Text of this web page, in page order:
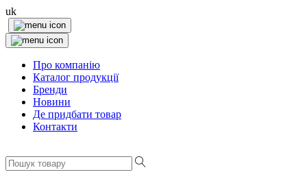
uk
Про компанію
Каталог продукції
Бренди
Новини
Де придбати товар
Контакти